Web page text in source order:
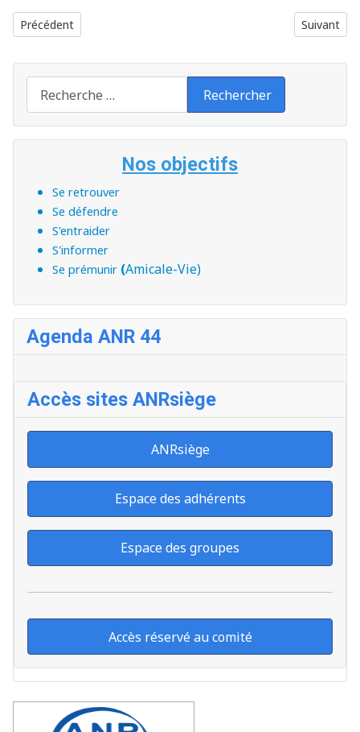
Article précédent : Correspondants visiteurs sociaux
Précédent Article
Suivant
Rechercher
Nos objectifs
Se retrouver
Se défendre
S'entraider
S'informer
Se prémunir (Amicale-Vie)
Agenda ANR 44
Accès sites ANRsiège
ANRsiège
Espace des adhérents
Espace des groupes
Accès réservé au comité